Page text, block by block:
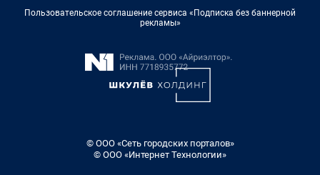
Пользовательское соглашение сервиса «Подписка без баннерной
рекламы»
© ООО «Сеть городских порталов»
© ООО «Интернет Технологии»